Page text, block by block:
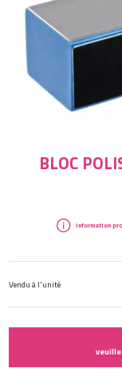
BLOC
Information
Vendu à l'unité